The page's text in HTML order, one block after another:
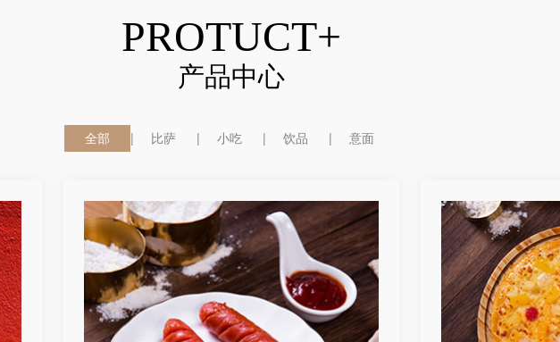
PROTUCT+
产品中心
全部 比萨 小吃 饮品 意面